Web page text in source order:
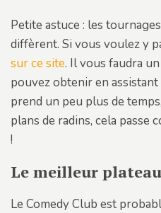
Petite astuce : les
diffèrent. Si vous voulez y
sur ce site. Il vous faudra
pouvez obtenir en assistant
prend un peu plus de
plans de radins, cela passe
!
Le meilleur
Le Comedy Club est